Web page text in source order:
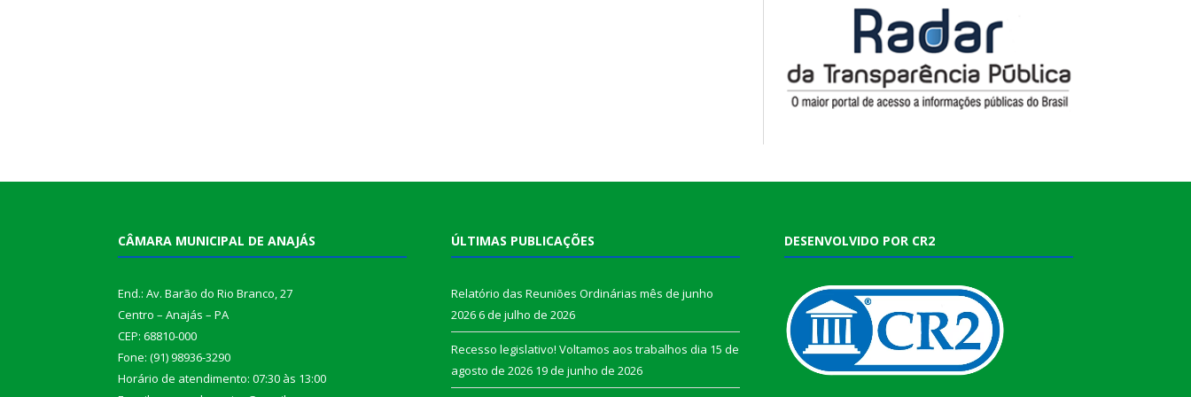
CÂMARA MUNICIPAL DE ANAJÁS
End.: Av. Barão do Rio Branco, 27
Centro – Anajás – PA
CEP: 68810-000
Fone: (91) 98936-3290
Horário de atendimento: 07:30 às 13:00
ÚLTIMAS PUBLICAÇÕES
Relatório das Reuniões Ordinárias mês de junho
20266 de julho de 2026
Recesso legislativo! Voltamos aos trabalhos dia 15 de
agosto de 2026 19 de junho de 2026
DESENVOLVIDO POR CR2